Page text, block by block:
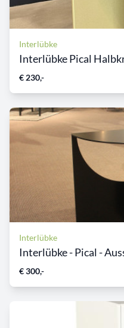
Interlübke
Interlübke Pical
€ 230,-
Interlübke
Interlübke - Pical -
€ 300,-